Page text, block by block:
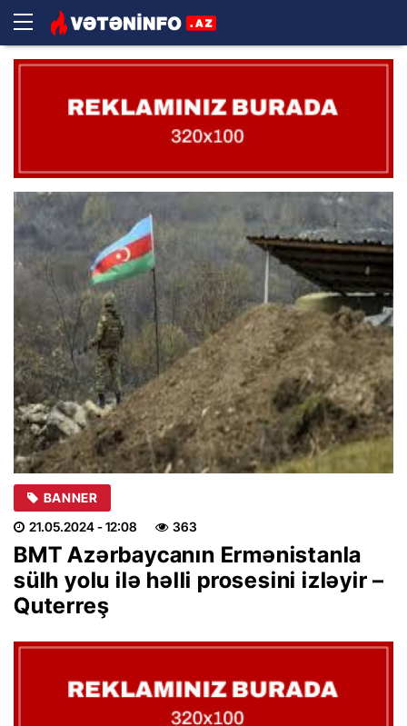
BANNER
21.05.2024- 12:08 363
BMT Azərbaycanın Ermənistanla
sülh yolu ilə həlli prosesini izləyir –
Quterreş